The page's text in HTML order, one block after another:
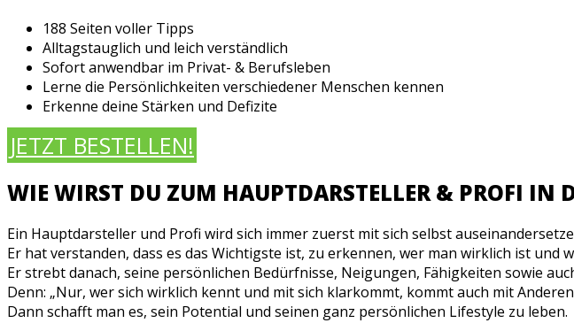
188 Seiten voller Tipps
Alltagstauglich und leich verständlich
Sofort anwendbar im Privat- & Berufsleben
Lerne die Persönlichkeiten verschiedener Menschen kennen
Erkenne deine Stärken und Defizite
JETZT BESTELLEN!
WIE WIRST DU ZUM HAUPTDARSTELLER & PROFI IN
Ein Hauptdarsteller und Profi wird sich immer zuerst mit sich selbst
Er hat verstanden, dass es das Wichtigste ist, zu erkennen, wer man wirklich ist und
Er strebt danach, seine persönlichen Bedürfnisse, Neigungen, Fähigkeiten sowie
Denn: „Nur, wer sich wirklich kennt und mit sich klarkommt, kommt auch mit
Dann schafft man es, sein Potential und seinen ganz persönlichen Lifestyle zu leben.